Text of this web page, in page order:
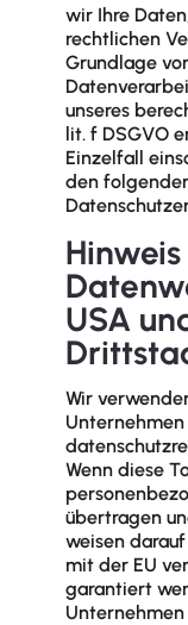
wir Ihre
rechtlichen
Grundlage
unseres
lit. f DSGVO
Einzelfall
den
USA
Wir
Wenn diese
übertragen
weisen
mit der EU
garantiert